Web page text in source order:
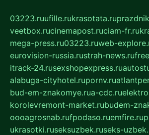
03223.ruufille.rukrasotata.ru
veetbox.rucinemapost.ruciam-fr.ru
mega-press.ru03223.ruweb-
eurovision-russia.rustrah-news.ru
itrack-24.rusexshopexpress.ru
alabuga-cityhotel.rupornv.ru
bud-em-znakomye.rua-cdc.ru
korolevremont-market.rubudem-
oooagrosnab.rufpodaso.ruemfire.ru
ukrasotki.ruseksuzbek.ruseks-